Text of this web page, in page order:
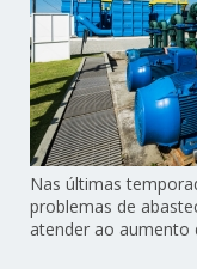
Nas últimas
problemas de
atender ao aumento